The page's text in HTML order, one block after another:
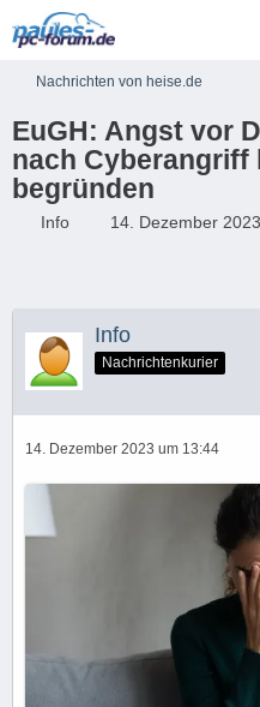
Nachrichten von heise.de
EuGH: Angst vor
nach Cyberangriff
begründen
Info 14. Dezember
Info
Nachrichtenkurier
14. Dezember 2023 um 13:44